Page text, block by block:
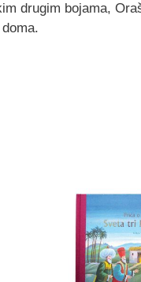
drugim bojama,